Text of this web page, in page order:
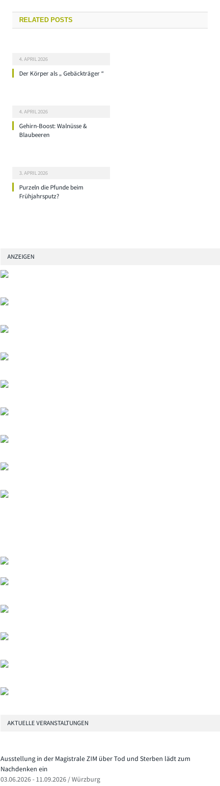
RELATED POSTS
4. APRIL 2026
Der Körper als „ Gebäckträger “
4. APRIL 2026
Gehirn-Boost: Walnüsse &
Blaubeeren
3. APRIL 2026
Purzeln die Pfunde beim
Frühjahrsputz?
ANZEIGEN
AKTUELLE VERANSTALTUNGEN
Ausstellung in der Magistrale ZIM über Tod und Sterben lädt zum
Nachdenken ein
03.06.2026 - 11.09.2026 / Würzburg